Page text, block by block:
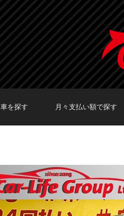
車を探す 月々支払い額で探す